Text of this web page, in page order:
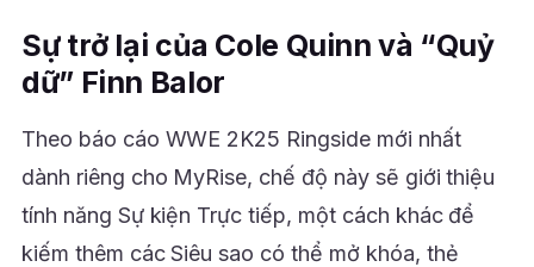
Sự trở lại của Cole Quinn và “Quỷ
dữ” Finn Balor
Theo báo cáo WWE 2K25 Ringside mới nhất
dành riêng cho MyRise, chế độ này sẽ giới thiệu
tính năng Sự kiện Trực tiếp, một cách khác để
kiếm thêm các Siêu sao có thể mở khóa, thẻ